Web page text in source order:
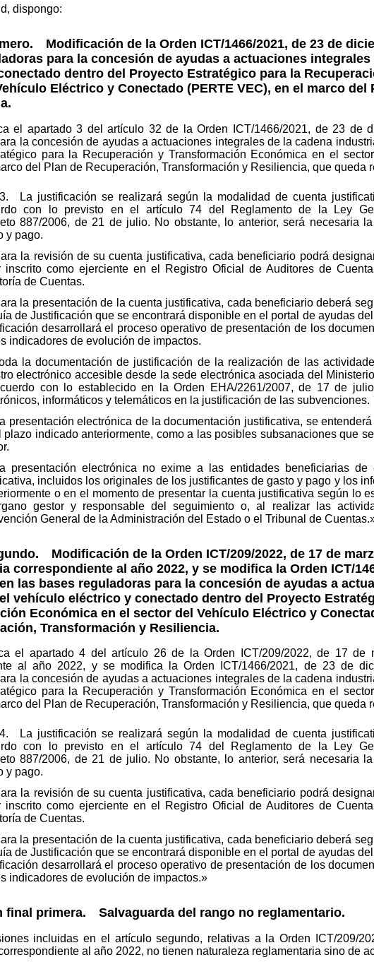
dispongo:
Modificación de la Orden ICT/1466/2021, de 23 de
para la concesión de ayudas a actuaciones
dentro del Proyecto Estratégico para la
Eléctrico y Conectado (PERTE VEC), en el marco
el apartado 3 del artículo 32 de la Orden ICT/1466/2021, de 23 de
la concesión de ayudas a actuaciones integrales de la cadena
para la Recuperación y Transformación Económica en el
del Plan de Recuperación, Transformación y Resiliencia, que queda
La justificación se realizará según la modalidad de cuenta
con lo previsto en el artículo 74 del Reglamento de la Ley
887/2006, de 21 de julio. No obstante, lo anterior, será necesaria
y pago.
la revisión de su cuenta justificativa, cada beneficiario podrá
inscrito como ejerciente en el Registro Oficial de Auditores de
de Cuentas.
la presentación de la cuenta justificativa, cada beneficiario deberá
de Justificación que se encontrará disponible en el portal de ayudas
desarrollará el proceso operativo de presentación de los
indicadores de evolución de impactos.
la documentación de justificación de la realización de las
electrónico accesible desde la sede electrónica asociada del
con lo establecido en la Orden EHA/2261/2007, de 17 de
informáticos y telemáticos en la justificación de las subvenciones.
presentación electrónica de la documentación justificativa, se
plazo indicado anteriormente, como a las posibles subsanaciones que
presentación electrónica no exime a las entidades beneficiarias de
incluidos los originales de los justificantes de gasto y pago y los
o en el momento de presentar la cuenta justificativa según lo
gestor y responsable del seguimiento o, al realizar las
General de la Administración del Estado o el Tribunal de
Modificación de la Orden ICT/209/2022, de 17 de
correspondiente al año 2022, y se modifica la Orden ICT/
las bases reguladoras para la concesión de ayudas a
vehículo eléctrico y conectado dentro del Proyecto
Económica en el sector del Vehículo Eléctrico y
Transformación y Resiliencia.
el apartado 4 del artículo 26 de la Orden ICT/209/2022, de 17 de
al año 2022, y se modifica la Orden ICT/1466/2021, de 23 de
la concesión de ayudas a actuaciones integrales de la cadena
para la Recuperación y Transformación Económica en el
del Plan de Recuperación, Transformación y Resiliencia, que queda
La justificación se realizará según la modalidad de cuenta
con lo previsto en el artículo 74 del Reglamento de la Ley
887/2006, de 21 de julio. No obstante, lo anterior, será necesaria
y pago.
la revisión de su cuenta justificativa, cada beneficiario podrá
inscrito como ejerciente en el Registro Oficial de Auditores de
de Cuentas.
la presentación de la cuenta justificativa, cada beneficiario deberá
de Justificación que se encontrará disponible en el portal de ayudas
desarrollará el proceso operativo de presentación de los
indicadores de evolución de impactos.»
final primera. Salvaguarda del rango no reglamentario.
incluidas en el artículo segundo, relativas a la Orden ICT/209/
al año 2022, no tienen naturaleza reglamentaria sino de